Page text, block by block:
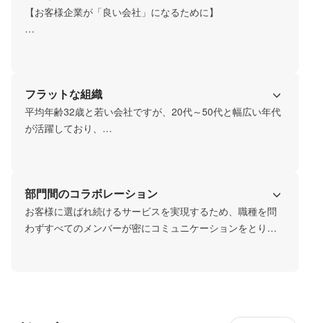
ービスの付加価値を高める。
そしてご自身の社会人価値も同時に高めていただきたいと
【お客様企業が「良い会社」になるために】
たいと思っています。
フラットな組織
平均年齢32歳と若い会社ですが、20代～50代と幅広い年代
が活躍しており、
年功序列のないフラットな組織環境を大切にしています。
部門間のコラボレーション
お客様に選ばれ続けるサービスを実現するため、職種を問
わずすべてのメンバーが密にコミュニケーションをとり、